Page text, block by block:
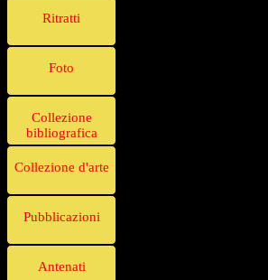
Ritratti
Foto
Collezione
bibliografica
Collezione d'arte
Pubblicazioni
Antenati